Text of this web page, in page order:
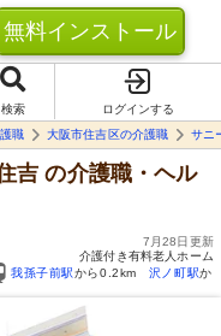
無料インストール
検索
ログインする
職 大阪市住吉区の介護職 サニ
吉 の介護職・ヘル
7月28日更新
介護付き有料老人ホーム
我孫子前駅から0.2km 沢ノ町駅か